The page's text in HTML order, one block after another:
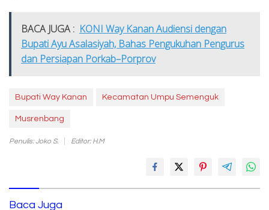
BACA JUGA : KONI Way Kanan Audiensi dengan
Bupati Ayu Asalasiyah, Bahas Pengukuhan Pengurus
dan Persiapan Porkab–Porprov
Bupati Way Kanan Kecamatan Umpu Semenguk
Musrenbang
Penulis: Joko S. Editor: H.M
Baca Juga